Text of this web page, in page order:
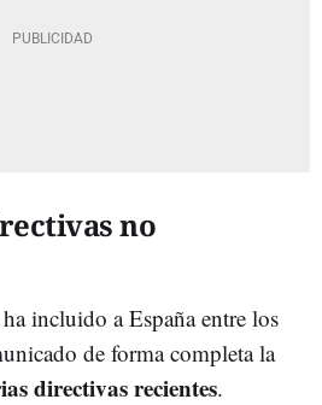
no
incluido a España entre los
de forma completa la
directivas recientes.